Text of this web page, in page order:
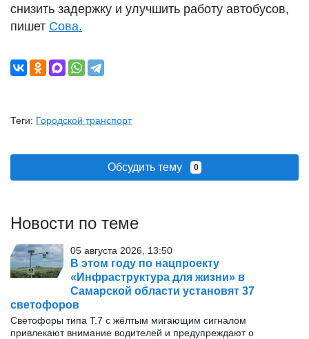
снизить задержку и улучшить работу автобусов,
пишет Сова.
Теги: Городской транспорт
Обсудить тему 0
Новости по теме
05 августа 2026, 13:50
В этом году по нацпроекту
«Инфраструктура для жизни» в
Самарской области установят 37
светофоров
Светофоры типа Т.7 с жёлтым мигающим сигналом
привлекают внимание водителей и предупреждают о